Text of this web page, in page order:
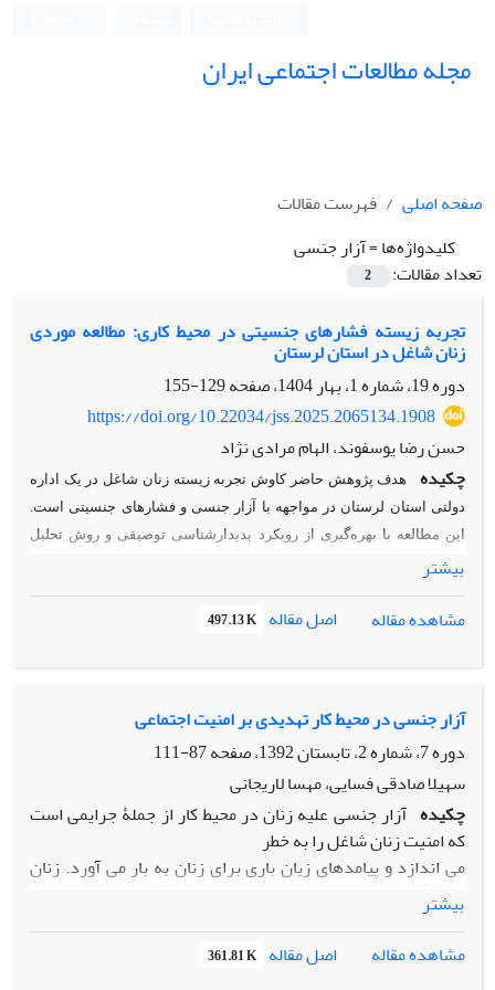
مجله مطالعات اجتماعی ایران
صفحه اصلی
فهرست مقالات
کلیدواژه‌ها =آزار جنسی
تعداد مقالات:
2
تجربه زیسته فشارهای جنسیتی در محیط کاری: مطالعه‌ موردی
زنان شاغل در استان لرستان
دوره 19، شماره 1، بهار 1404، صفحه
129-155
https://doi.org/10.22034/jss.2025.2065134.1908
حسن رضا یوسفوند، الهام مرادی نژاد
چکیده
هدف پژوهش حاضر کاوش تجربه زیسته زنان شاغل در یک اداره
دولتی استان لرستان در مواجهه با آزار جنسی و فشارهای جنسیتی است.
این مطالعه با بهره‌گیری از رویکرد پدیدارشناسی توصیفی و روش تحلیل
آزار جنسی به‌عنوان تهدید مداوم، سکوت اجباری به‌عنوان سپر محافظتی،
اجتماعی به‌عنوان پیامد آزار. نتایج نشان داد آزار جنسی، متاثر از
مختل کرده و به سکوت و انزوا منجر می‌شود. این پژوهش بر ضرورت ایجاد
مکانیسم‌های حمایتی، آموزش‌های ضدآزار و اصلاح ساختارهای سازمانی
برای کاهش آزار جنسی تاکید دارد.
بیشتر
مشاهده مقاله
اصل مقاله 497.13 K
آزار جنسی در محیط کار تهدیدی بر امنیت اجتماعی
دوره 7، شماره 2، تابستان 1392، صفحه
87-111
سهیلا صادقی فسایی، مهسا لاریجانی
چکیده آزار جنسی علیه زنان در محیط کار از جملۀ جرایمی است
که امنیت زنان شاغل را به خطر
می اندازد و پیامدهای زیان باری برای زنان به بار می آورد. زنان
معمولاً به دلیل ترس از
دریافت برچسبهای ناروا، ازدست دادن شغل، بی آبرویی و انزوا
درمقابل این جرایم سکوت
میکنند و در بهترین حالت سعی میکنند محیط کار خود را عوض
بیشتر
مشاهده مقاله
اصل مقاله 361.81 K